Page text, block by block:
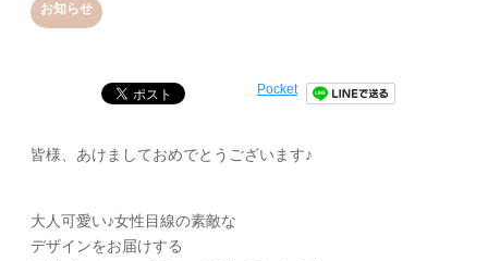
お知らせ
Pocket
皆様、あけましておめでとうございます♪
大人可愛い♪女性目線の素敵な
デザインをお届けする